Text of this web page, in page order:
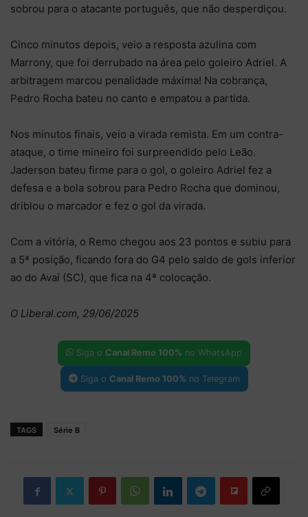
sobrou para o atacante português, que não desperdiçou.
Cinco minutos depois, veio a resposta azulina com
Marrony, que foi derrubado na área pelo goleiro Adriel. A
arbitragem marcou penalidade máxima! Na cobrança,
Pedro Rocha bateu no canto e empatou a partida.
Nos minutos finais, veio a virada remista. Em um contra-
ataque, o time mineiro foi surpreendido pelo Leão.
Jaderson bateu firme para o gol, o goleiro Adriel fez a
defesa e a bola sobrou para Pedro Rocha que dominou,
driblou o marcador e fez o gol da virada.
Com a vitória, o Remo chegou aos 23 pontos e subiu para
a 5ª posição, ficando fora do G4 pelo saldo de gols inferior
ao do Avaí (SC), que fica na 4ª colocação.
O Liberal.com, 29/06/2025
Siga o Canal Remo 100% no WhatsApp
Siga o Canal Remo 100% no Telegram
TAGS Série B